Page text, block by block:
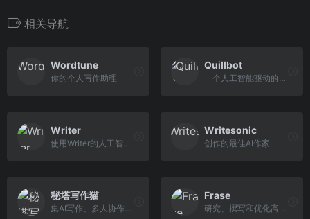
相关导航
Wordtune
你的个人写作助理
Quillbot
一个人工智能驱动的转述工具，可以增强你的写作能力
Writer
使用Writer的人工智能写作平台大规模解锁品牌内容
Writesonic
创作的最佳AI作家
秘塔写作猫
集AI写作、多人协作、文本校对、改写润色、自动配图等功能为一体
Frase
研究、撰写和优化高质量的SEO内容